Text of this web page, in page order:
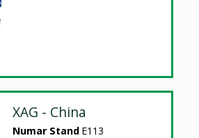
XAG - China
Numar Stand E113